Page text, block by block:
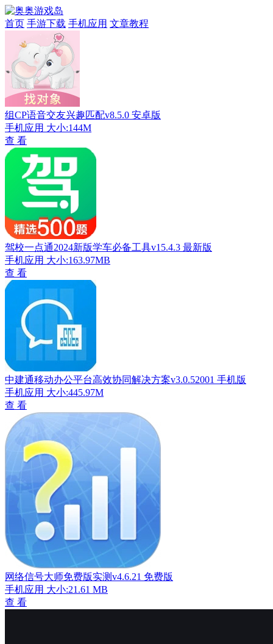
首页 手游下载 手机应用 文章教程
组CP语音交友兴趣匹配v8.5.0 安卓版
手机应用 大小:144M
查 看
驾校一点通2024新版学车必备工具v15.4.3 最新版
手机应用 大小:163.97MB
查 看
中建通移动办公平台高效协同解决方案v3.0.52001 手机版
手机应用 大小:445.97M
查 看
网络信号大师免费版实测v4.6.21 免费版
手机应用 大小:21.61 MB
查 看